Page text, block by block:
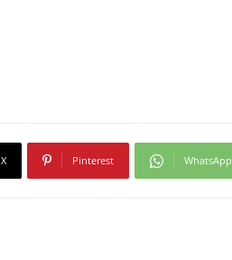
X Pinterest WhatsApp